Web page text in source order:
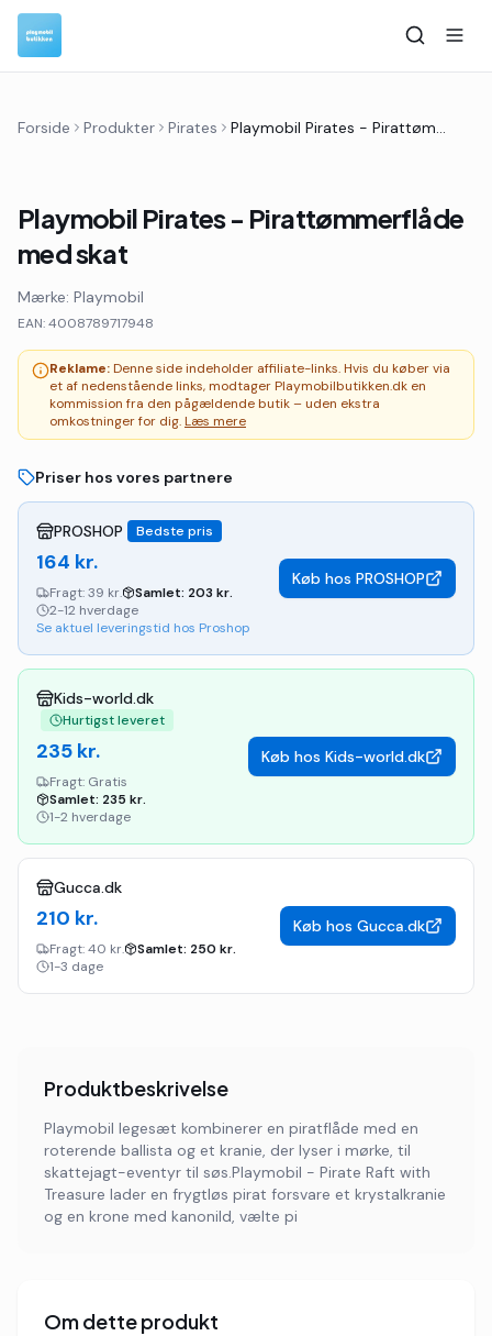
Forside Produkter Pirates Playmobil Pirates - Pirattømmerflåde med skat
Playmobil Pirates - Pirattømmerflåde
med skat
Mærke: Playmobil
EAN:4008789717948
Reklame:Denne side indeholder affiliate-links. Hvis du køber via
et af nedenstående links, modtager Playmobilbutikken.dk en
kommission fra den pågældende butik – uden ekstra
omkostninger for dig.Læs mere
Priser hos vores partnere
PROSHOP Bedste pris
164 kr.
Fragt:39 kr. Samlet: 203 kr.
2-12 hverdage
Se aktuel leveringstid hos Proshop
Køb hos PROSHOP
Kids-world.dk
Hurtigst leveret
235 kr.
Fragt: Gratis
Samlet: 235 kr.
1-2 hverdage
Køb hos Kids-world.dk
Gucca.dk
210 kr.
Fragt:40 kr. Samlet: 250 kr.
1-3 dage
Køb hos Gucca.dk
Produktbeskrivelse
Playmobil legesæt kombinerer en piratflåde med en
roterende ballista og et kranie, der lyser i mørke, til
skattejagt-eventyr til søs.Playmobil - Pirate Raft with
Treasure lader en frygtløs pirat forsvare et krystalkranie
og en krone med kanonild, vælte pi
Om dette produkt